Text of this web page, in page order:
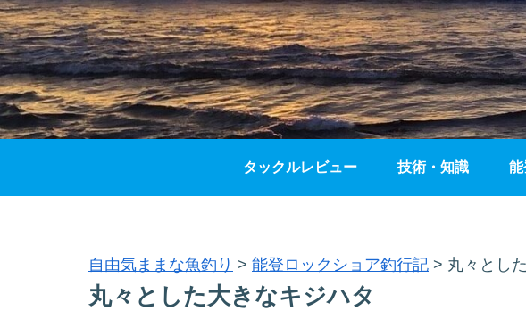
タックルレビュー 技術・知識 能
自由気ままな魚釣り > 能登ロックショア釣行記 > 丸々とし
丸々とした大きなキジハタ